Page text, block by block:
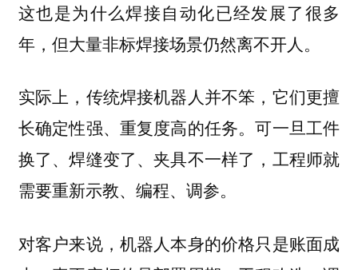
这也是为什么焊接自动化已经发展了很多
年，但大量非标焊接场景仍然离不开人。
实际上，传统焊接机器人并不笨，它们更擅
长确定性强、重复度高的任务。可一旦工件
换了、焊缝变了、夹具不一样了，工程师就
需要重新示教、编程、调参。
对客户来说，机器人本身的价格只是账面成